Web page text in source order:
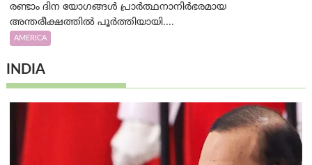
രണ്ടാം ദിന യോഗങ്ങൾ പ്രാർത്ഥനാനിർഭരമായ
അന്തരീക്ഷത്തിൽ പൂർത്തിയായി....
AMERICA
INDIA